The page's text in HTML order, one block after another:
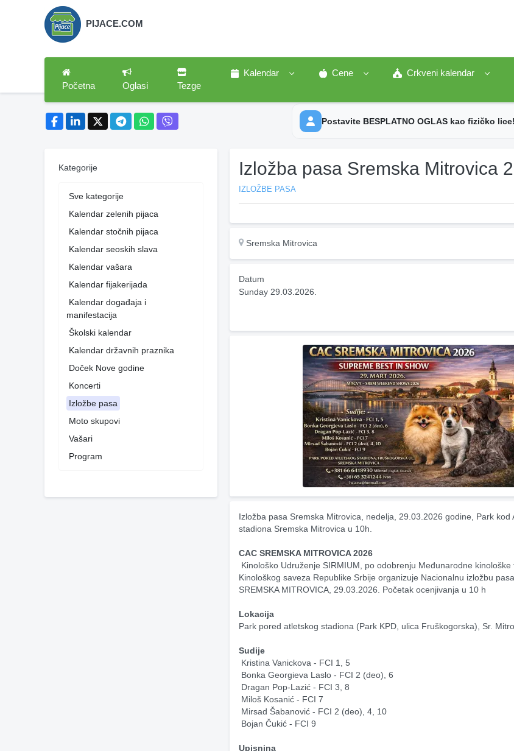
PIJACE.COM
Početna Oglasi Tezge
Kalendar Cene Crkveni kalendar
Postavite BESPLATNO OGLAS kao fizičko lice!
Kategorije
Sve kategorije
Kalendar zelenih pijaca
Kalendar stočnih pijaca
Kalendar seoskih slava
Kalendar vašara
Kalendar fijakerijada
Kalendar događaja i
manifestacija
Školski kalendar
Kalendar državnih praznika
Doček Nove godine
Koncerti
Izložbe pasa
Moto skupovi
Vašari
Program
Izložba pasa Sremska Mitrovica
IZLOŽBE PASA
Sremska Mitrovica
Datum
Sunday 29.03.2026.
Izložba pasa Sremska Mitrovica, nedelja, 29.03.2026 godine, Park kod
stadiona Sremska Mitrovica u 10h.
CAC SREMSKA MITROVICA 2026
Kinološkog saveza Republike Srbije organizuje Nacionalnu izložbu
SREMSKA MITROVICA, 29.03.2026. Početak ocenjivanja u 10 h
Lokacija
Park pored atletskog stadiona (Park KPD, ulica Fruškogorska), Sr.
Sudije
Kristina Vanickova - FCI 1, 5
Bonka Georgieva Laslo - FCI 2 (deo), 6
Dragan Pop-Lazić - FCI 3, 8
Miloš Kosanić - FCI 7
Mirsad Šabanović - FCI 2 (deo), 4, 10
Bojan Čukić - FCI 9
Upisnina